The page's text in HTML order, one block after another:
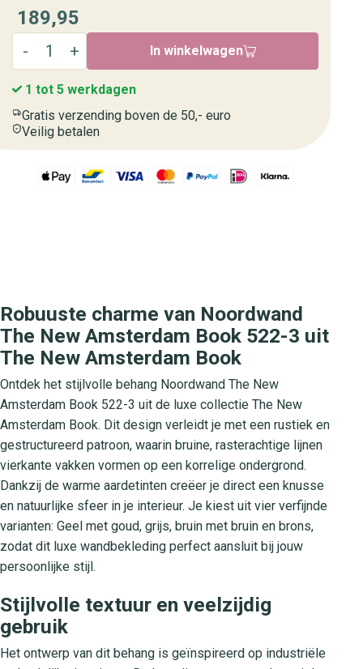
189,95
In winkelwagen
1 tot 5 werkdagen
Gratis verzending boven de 50,- euro
Veilig betalen
Robuuste charme van Noordwand
The New Amsterdam Book 522-3 uit
The New Amsterdam Book
Ontdek het stijlvolle behang Noordwand The New
Amsterdam Book 522-3 uit de luxe collectie The New
Amsterdam Book. Dit design verleidt je met een rustiek en
gestructureerd patroon, waarin bruine, rasterachtige lijnen
vierkante vakken vormen op een korrelige ondergrond.
Dankzij de warme aardetinten creëer je direct een knusse
en natuurlijke sfeer in je interieur. Je kiest uit vier verfijnde
varianten: Geel met goud, grijs, bruin met bruin en brons,
zodat dit luxe wandbekleding perfect aansluit bij jouw
persoonlijke stijl.
Stijlvolle textuur en veelzijdig
gebruik
Het ontwerp van dit behang is geïnspireerd op industriële